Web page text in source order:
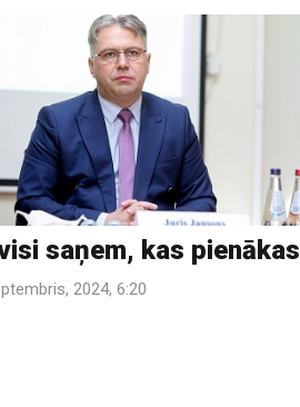
saņem, kas pienākas
2024, 6:20